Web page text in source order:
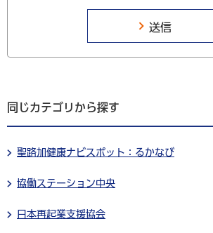
同じカテゴリから探す
聖路加健康ナビスポット：るかなび
協働ステーション中央
日本再起業支援協会